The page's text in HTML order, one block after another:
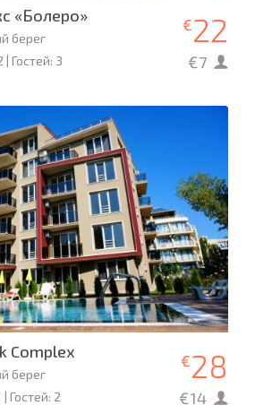
«Болеро»
берег
Гостей: 3
€22
€7
Complex
берег
Гостей: 2
€28
€14